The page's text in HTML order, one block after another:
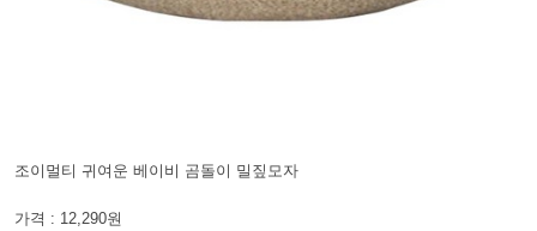
조이멀티 귀여운 베이비 곰돌이 밀짚모자
가격 : 12,290원